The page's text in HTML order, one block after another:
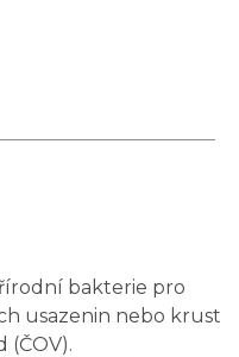
bakterie pro
usazenin nebo krust
(ČOV).